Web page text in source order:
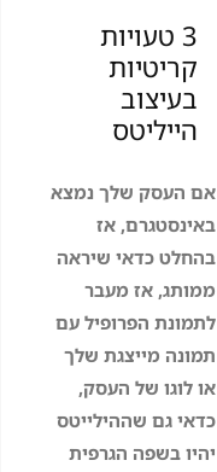
3 טעויות
קריטיות
בעיצוב
הייליטס
אם העסק שלך נמצא
באינסטגרם, אז
בהחלט כדאי שיראה
ממותג, אז מעבר
לתמונת הפרופיל עם
תמונה מייצגת שלך
או לוגו של העסק,
כדאי גם שההילייטס
יהיו בשפה הגרפית